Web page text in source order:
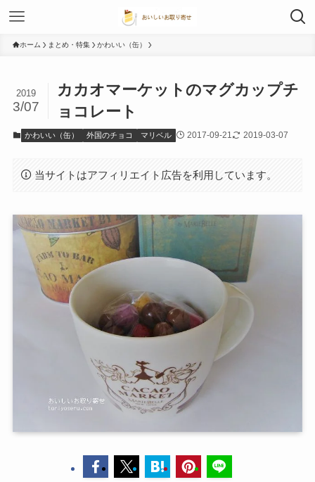
ホーム まとめ・特集 かわいい（缶）
カカオマーケットのマグカップチ
ョコレート
2019
3/07
かわいい（缶） 外国のチョコ マリベル 2017-09-21 2019-03-07
当サイトはアフィリエイト広告を利用しています。